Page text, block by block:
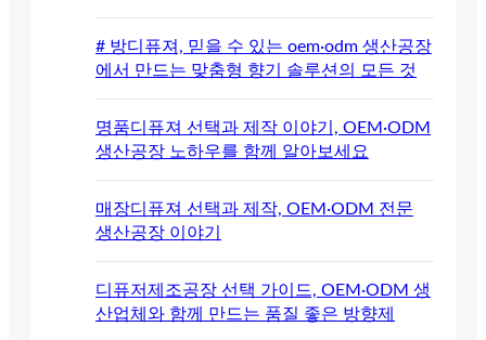
# 방디퓨져, 믿을 수 있는 oem·odm 생산공장
에서 만드는 맞춤형 향기 솔루션의 모든 것
명품디퓨져 선택과 제작 이야기, OEM·ODM
생산공장 노하우를 함께 알아보세요
매장디퓨져 선택과 제작, OEM·ODM 전문
생산공장 이야기
디퓨저제조공장 선택 가이드, OEM·ODM 생
산업체와 함께 만드는 품질 좋은 방향제